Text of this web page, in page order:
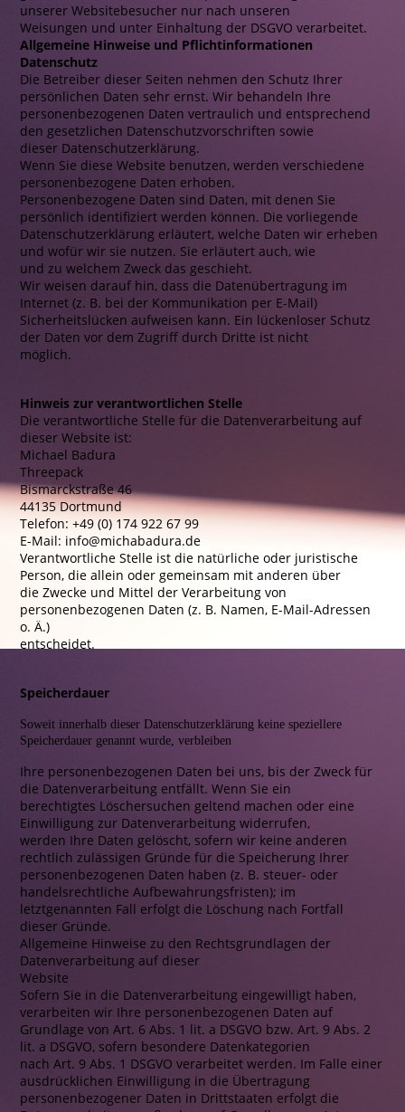
unserer Websitebesucher nur nach unseren
Weisungen und unter Einhaltung der DSGVO verarbeitet.
Allgemeine Hinweise und Pflichtinformationen
Datenschutz
Die Betreiber dieser Seiten nehmen den Schutz Ihrer
persönlichen Daten sehr ernst. Wir behandeln Ihre
personenbezogenen Daten vertraulich und entsprechend
den gesetzlichen Datenschutzvorschriften sowie
dieser Datenschutzerklärung.
Wenn Sie diese Website benutzen, werden verschiedene
personenbezogene Daten erhoben.
Personenbezogene Daten sind Daten, mit denen Sie
persönlich identifiziert werden können. Die vorliegende
Datenschutzerklärung erläutert, welche Daten wir erheben
und wofür wir sie nutzen. Sie erläutert auch, wie
und zu welchem Zweck das geschieht.
Wir weisen darauf hin, dass die Datenübertragung im
Internet (z. B. bei der Kommunikation per E-Mail)
Sicherheitslücken aufweisen kann. Ein lückenloser Schutz
der Daten vor dem Zugriff durch Dritte ist nicht
möglich.
Hinweis zur verantwortlichen Stelle
Die verantwortliche Stelle für die Datenverarbeitung auf
dieser Website ist:
Michael Badura
Threepack
Bismarckstraße 46
44135 Dortmund
Telefon: +49 (0) 174 922 67 99
E-Mail: info@michabadura.de
Verantwortliche Stelle ist die natürliche oder juristische
Person, die allein oder gemeinsam mit anderen über
die Zwecke und Mittel der Verarbeitung von
personenbezogenen Daten (z. B. Namen, E-Mail-Adressen
o. Ä.)
entscheidet.
Speicherdauer
Soweit innerhalb dieser Datenschutzerklärung keine speziellere
Speicherdauer genannt wurde, verbleiben
Ihre personenbezogenen Daten bei uns, bis der Zweck für
die Datenverarbeitung entfällt. Wenn Sie ein
berechtigtes Löschersuchen geltend machen oder eine
Einwilligung zur Datenverarbeitung widerrufen,
werden Ihre Daten gelöscht, sofern wir keine anderen
rechtlich zulässigen Gründe für die Speicherung Ihrer
personenbezogenen Daten haben (z. B. steuer- oder
handelsrechtliche Aufbewahrungsfristen); im
letztgenannten Fall erfolgt die Löschung nach Fortfall
dieser Gründe.
Allgemeine Hinweise zu den Rechtsgrundlagen der
Datenverarbeitung auf dieser
Website
Sofern Sie in die Datenverarbeitung eingewilligt haben,
verarbeiten wir Ihre personenbezogenen Daten auf
Grundlage von Art. 6 Abs. 1 lit. a DSGVO bzw. Art. 9 Abs. 2
lit. a DSGVO, sofern besondere Datenkategorien
nach Art. 9 Abs. 1 DSGVO verarbeitet werden. Im Falle einer
ausdrücklichen Einwilligung in die Übertragung
personenbezogener Daten in Drittstaaten erfolgt die